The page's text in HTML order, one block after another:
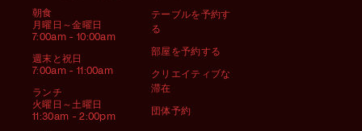
朝食
月曜日～金曜日
7:00am - 10:00am
週末と祝日
7:00am - 11:00am
ランチ
火曜日～土曜日
11:30am - 2:00pm
テーブルを予約す
る
部屋を予約する
クリエイティブな
滞在
団体予約